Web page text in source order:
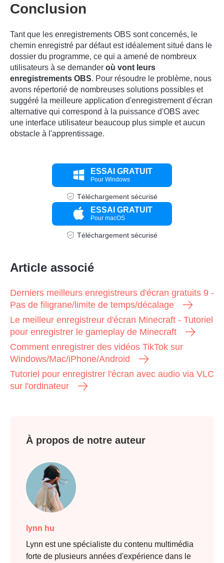
Conclusion
Tant que les enregistrements OBS sont concernés, le
chemin enregistré par défaut est idéalement situé dans le
dossier du programme, ce qui a amené de nombreux
utilisateurs à se demander où vont leurs
enregistrements OBS. Pour résoudre le problème, nous
avons répertorié de nombreuses solutions possibles et
suggéré la meilleure application d'enregistrement d'écran
alternative qui correspond à la puissance d'OBS avec
une interface utilisateur beaucoup plus simple et aucun
obstacle à l'apprentissage.
ESSAI GRATUIT
Pour Windows
Téléchargement sécurisé
ESSAI GRATUIT
Pour macOS
Téléchargement sécurisé
Article associé
Derniers meilleurs enregistreurs d'écran gratuits 9 -
Pas de filigrane/limite de temps/décalage
Le meilleur enregistreur d'écran Minecraft - Tutoriel
pour enregistrer le gameplay de Minecraft
Comment enregistrer des vidéos TikTok sur
Windows/Mac/iPhone/Android
Tutoriel pour enregistrer l'écran avec audio via VLC
sur l'ordinateur
À propos de notre auteur
lynn hu
Lynn est une spécialiste du contenu multimédia
forte de plusieurs années d'expérience dans le